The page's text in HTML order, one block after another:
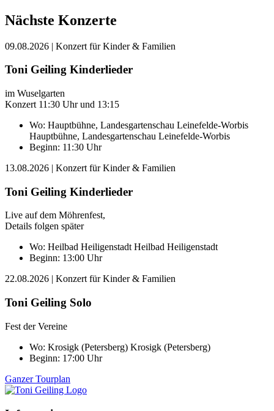
Nächste Konzerte
09.08.2026 | Konzert für Kinder & Familien
Toni Geiling Kinderlieder
im Wuselgarten
Konzert 11:30 Uhr und 13:15
Wo: Hauptbühne, Landesgartenschau Leinefelde-Worbis
Hauptbühne, Landesgartenschau Leinefelde-Worbis
Beginn: 11:30 Uhr
13.08.2026 | Konzert für Kinder & Familien
Toni Geiling Kinderlieder
Live auf dem Möhrenfest,
Details folgen später
Wo: Heilbad Heiligenstadt Heilbad Heiligenstadt
Beginn: 13:00 Uhr
22.08.2026 | Konzert für Kinder & Familien
Toni Geiling Solo
Fest der Vereine
Wo: Krosigk (Petersberg) Krosigk (Petersberg)
Beginn: 17:00 Uhr
Ganzer Tourplan